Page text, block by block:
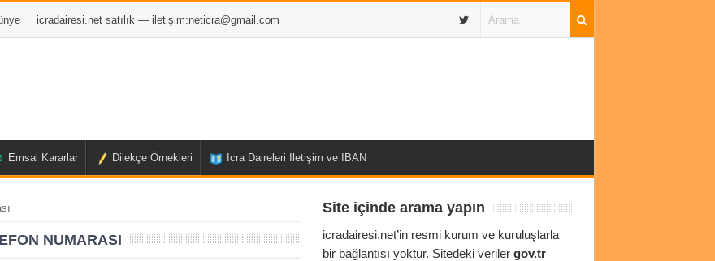
icradairesi.net satılık — iletişim:neticra@gmail.com
Emsal Kararlar Dilekçe Örnekleri İcra Daireleri İletişim ve IBAN
NUMARASI
Site içinde arama yapın
icradairesi.net’in resmi kurum ve kuruluşlarla
bir bağlantısı yoktur. Sitedeki veriler gov.tr